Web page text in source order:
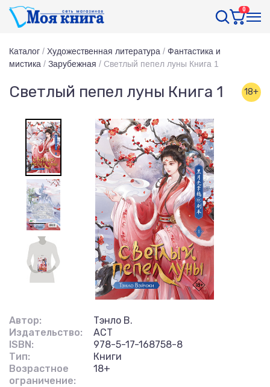
0
Каталог / Художественная литература / Фантастика и
мистика / Зарубежная / Светлый пепел луны Книга 1
Светлый пепел луны Книга 1 18+
Автор:
Тэнло В.
Издательство:
АСТ
ISBN:
978-5-17-168758-8
Тип:
Книги
Возрастное
ограничение:
18+